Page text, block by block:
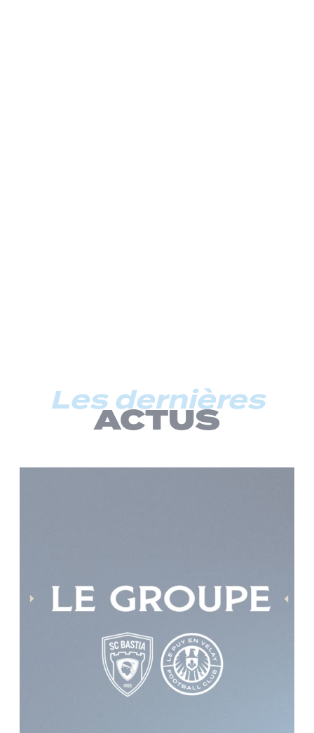
Les dernières
ACTUS